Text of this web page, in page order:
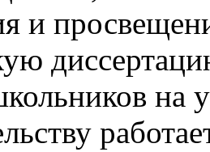
и
на